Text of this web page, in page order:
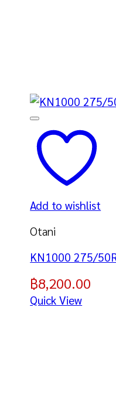
Add to wishlist
Otani
KN1000 275/
฿8,200.00
Quick View